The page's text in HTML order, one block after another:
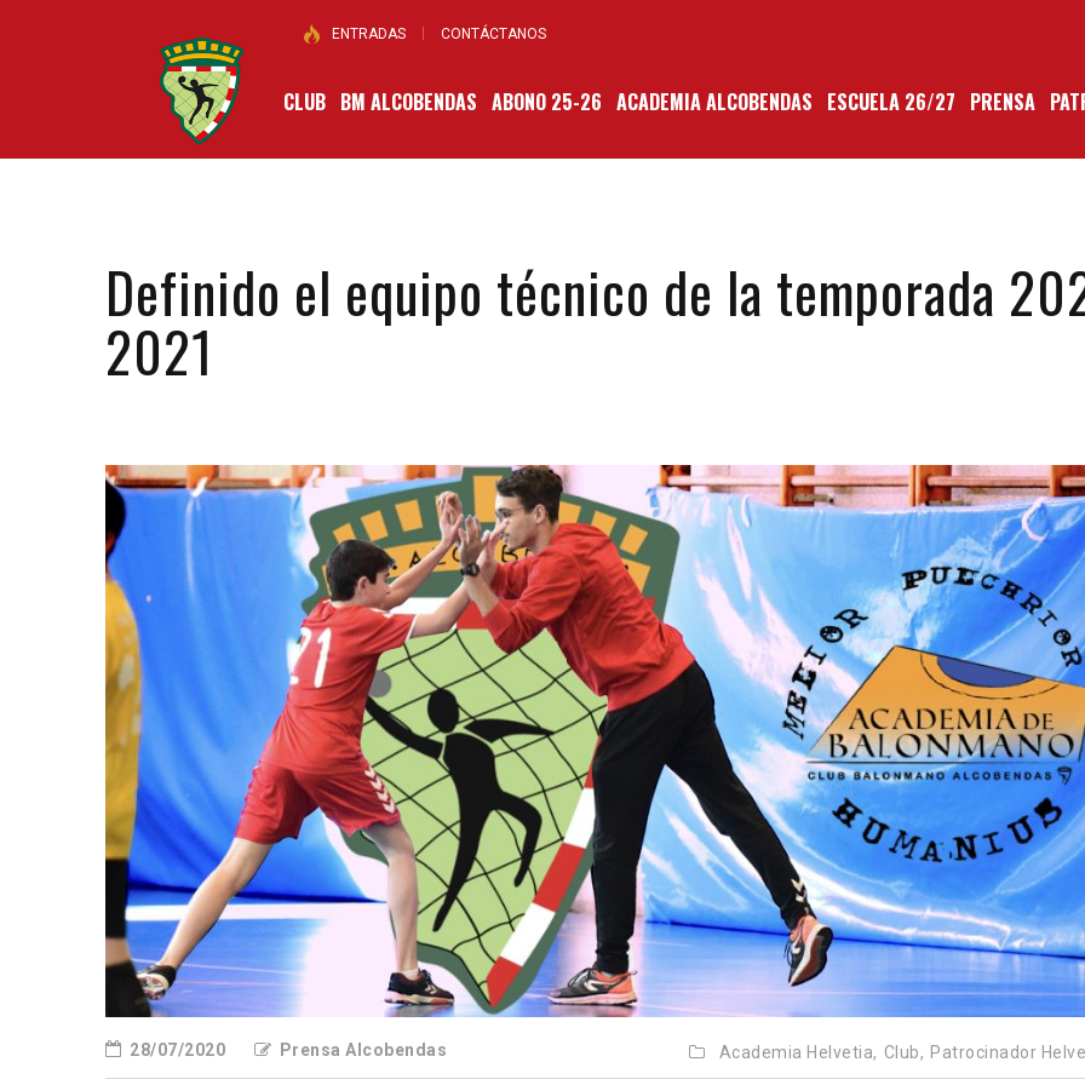
ENTRADAS CONTÁCTANOS
CLUB BM ALCOBENDAS ABONO 25-26 ACADEMIA ALCOBENDAS ESCUELA 26/27 PRENSA
Definido el equipo técnico de la temporada
2021
28/07/2020 Prensa Alcobendas Academia Helvetia, Club, Patrocinador